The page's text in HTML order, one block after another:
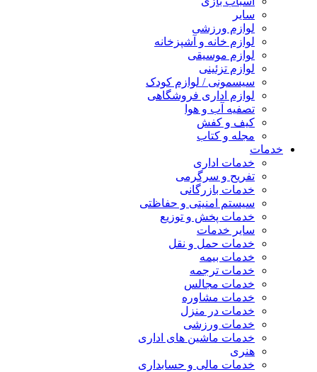
سایر
لوازم ورزشی
لوازم خانه و آشپزخانه
لوازم موسیقی
لوازم تزئینی
سیسمونی / لوازم کودک
لوازم اداری فروشگاهی
تصفیه آب و هوا
کیف و کفش
مجله و کتاب
خدمات
خدمات اداری
تفریح و سرگرمی
خدمات بازرگانی
سیستم امنیتی و حفاظتی
خدمات پخش و توزیع
سایر خدمات
خدمات حمل و نقل
خدمات بیمه
خدمات ترجمه
خدمات مجالس
خدمات مشاوره
خدمات در منزل
خدمات ورزشی
خدمات ماشین های اداری
هنری
خدمات مالی و حسابداری